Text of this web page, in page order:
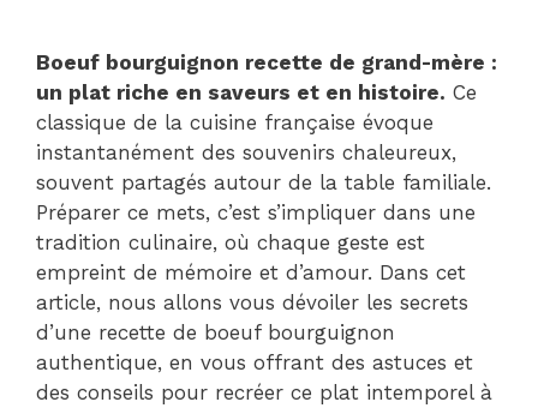
Boeuf bourguignon recette de grand-mère :
un plat riche en saveurs et en histoire. Ce
classique de la cuisine française évoque
instantanément des souvenirs chaleureux,
souvent partagés autour de la table familiale.
Préparer ce mets, c’est s’impliquer dans une
tradition culinaire, où chaque geste est
empreint de mémoire et d’amour. Dans cet
article, nous allons vous dévoiler les secrets
d’une recette de boeuf bourguignon
authentique, en vous offrant des astuces et
des conseils pour recréer ce plat intemporel à